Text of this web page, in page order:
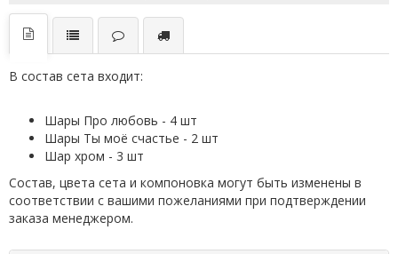
В состав сета входит:
Шары Про любовь - 4 шт
Шары Ты моё счастье - 2 шт
Шар хром - 3 шт
Состав, цвета сета и компоновка могут быть изменены в
соответствии с вашими пожеланиями при подтверждении
заказа менеджером.